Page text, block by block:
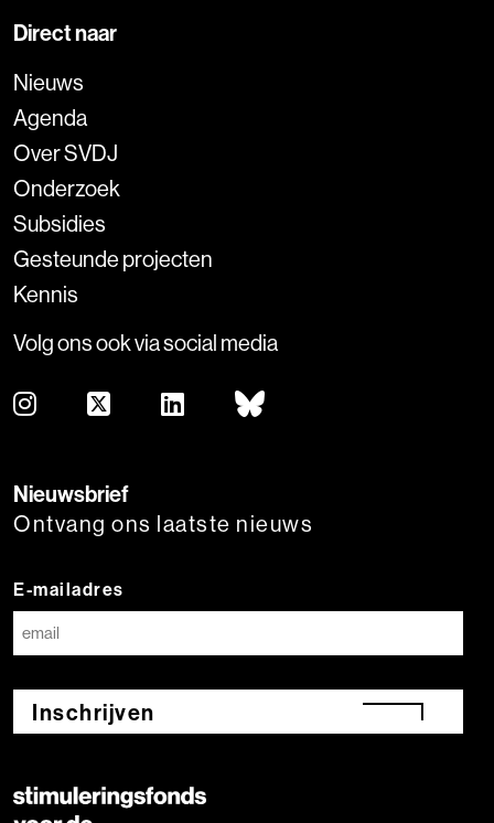
Direct naar
Nieuws
Agenda
Over SVDJ
Onderzoek
Subsidies
Gesteunde projecten
Kennis
Volg ons ook via social media
Nieuwsbrief
Ontvang ons laatste nieuws
E-mailadres
Inschrijven